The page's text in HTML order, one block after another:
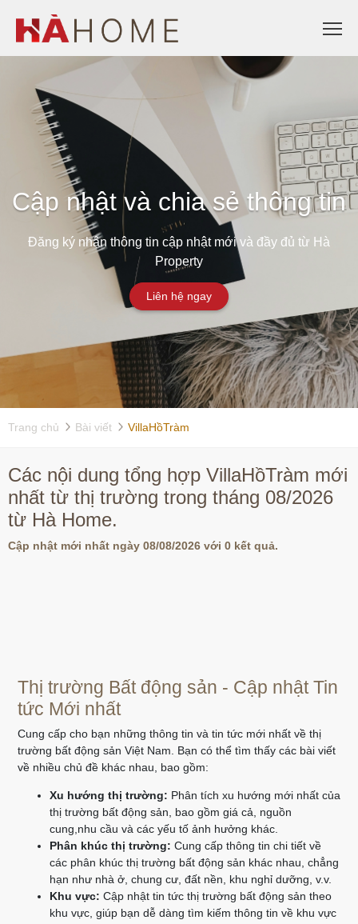
Cập nhật và chia sẻ thông tin
Đăng ký nhận thông tin cập nhật mới và đầy đủ từ Hà
Property
Liên hệ ngay
Trang chủ Bài viết VillaHồTràm
Các nội dung tổng hợp VillaHồTràm mới
nhất từ thị trường trong tháng 08/2026
từ Hà Home.
Cập nhật mới nhất ngày 08/08/2026 với 0 kết quả.
Thị trường Bất động sản - Cập nhật Tin
tức Mới nhất
Cung cấp cho bạn những thông tin và tin tức mới nhất về thị
trường bất động sản Việt Nam. Bạn có thể tìm thấy các bài viết
về nhiều chủ đề khác nhau, bao gồm:
Xu hướng thị trường: Phân tích xu hướng mới nhất của
thị trường bất động sản, bao gồm giá cả, nguồn
cung,nhu cầu và các yếu tố ảnh hưởng khác.
Phân khúc thị trường: Cung cấp thông tin chi tiết về
các phân khúc thị trường bất động sản khác nhau, chẳng
hạn như nhà ở, chung cư, đất nền, khu nghỉ dưỡng, v.v.
Khu vực: Cập nhật tin tức thị trường bất động sản theo
khu vực, giúp bạn dễ dàng tìm kiếm thông tin về khu vực